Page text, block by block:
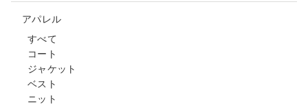
アパレル
すべて
コート
ジャケット
ベスト
ニット